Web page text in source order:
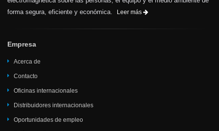
forma segura, eficiente y económica.
Leer más
Empresa
Acerca de
Contacto
Oficinas internacionales
Distribuidores internacionales
Oportunidades de empleo